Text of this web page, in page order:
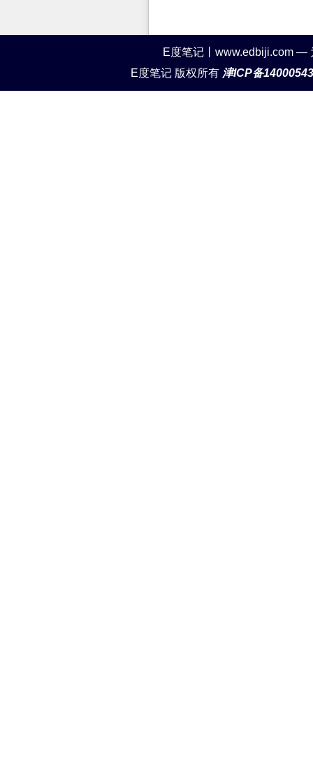
E度笔记丨www.edbiji.com
E度笔记 版权所有 津ICP备